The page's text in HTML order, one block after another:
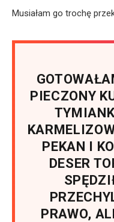
Musiałam go trochę
PIECZONY
PEKAN I
DESER
PRAWO,